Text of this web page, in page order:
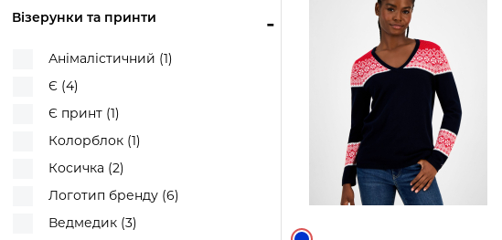
Рожевий (4)
Сірий (7)
Синій (11)
Синій/Червоний (1)
Фіолетовий (2)
Чорний (15)
Чорний/Білий (2)
-
Візерунки та принти
Анімалістичний (1)
Є (4)
Є принт (1)
Колорблок (1)
Косичка (2)
Логотип бренду (6)
Ведмедик (3)
Купити